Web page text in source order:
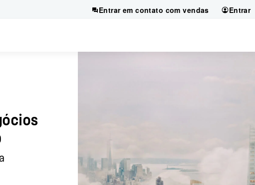
Entrar em contato com vendas Entrar